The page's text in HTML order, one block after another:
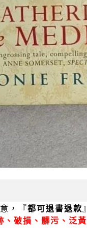
，『都可退書退款
破損、髒污、泛黃